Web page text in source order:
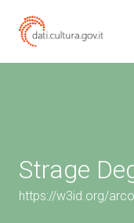
Strage
https://w3id.org/